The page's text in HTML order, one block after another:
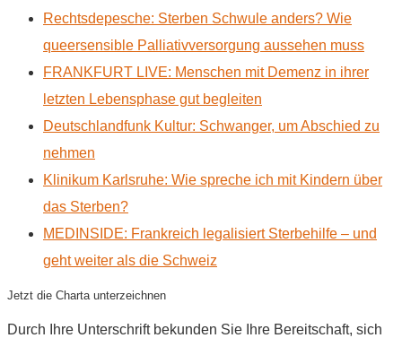
Rechtsdepesche: Sterben Schwule anders? Wie
queersensible Palliativversorgung aussehen muss
FRANKFURT LIVE: Menschen mit Demenz in ihrer
letzten Lebensphase gut begleiten
Deutschlandfunk Kultur: Schwanger, um Abschied zu
nehmen
Klinikum Karlsruhe: Wie spreche ich mit Kindern über
das Sterben?
MEDINSIDE: Frankreich legalisiert Sterbehilfe – und
geht weiter als die Schweiz
Jetzt die Charta unterzeichnen
Durch Ihre Unterschrift bekunden Sie Ihre Bereitschaft, sich